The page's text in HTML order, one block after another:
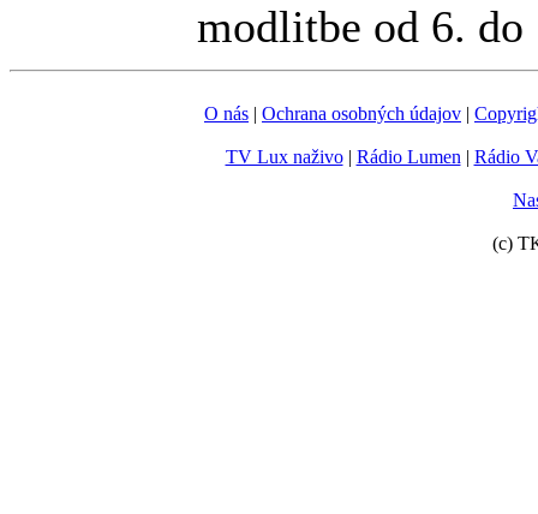
modlitbe od 6. do
O nás | Ochrana osobných údajov |
TV Lux naživo| Rádio Lumen | Rádio
(c)